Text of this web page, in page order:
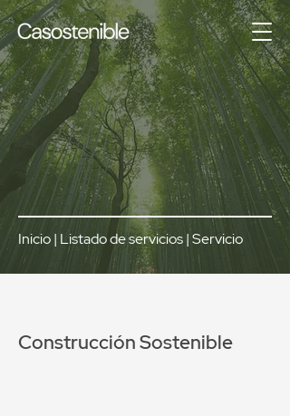
Inicio| Listado de servicios| Servicio
Construcción Sostenible